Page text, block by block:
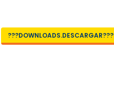
???DOWNLOADS.DESCARGAR???